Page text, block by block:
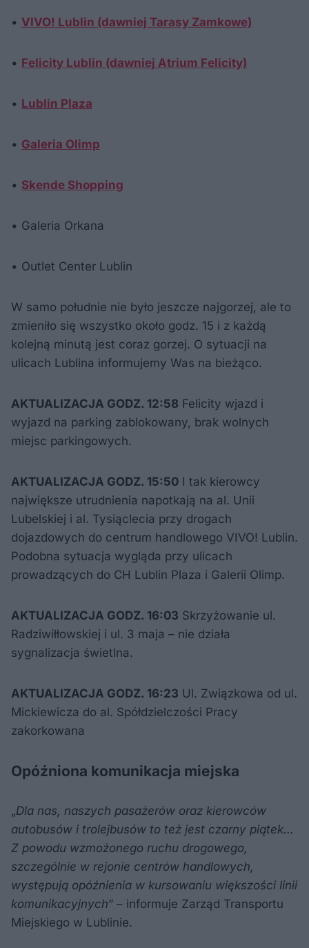
• VIVO! Lublin (dawniej Tarasy Zamkowe)
• Felicity Lublin (dawniej Atrium Felicity)
• Lublin Plaza
• Galeria Olimp
• Skende Shopping
• Galeria Orkana
• Outlet Center Lublin
W samo południe nie było jeszcze najgorzej, ale to
zmieniło się wszystko około godz. 15 i z każdą
kolejną minutą jest coraz gorzej. O sytuacji na
ulicach Lublina informujemy Was na bieżąco.
AKTUALIZACJA GODZ. 12:58 Felicity wjazd i
wyjazd na parking zablokowany, brak wolnych
miejsc parkingowych.
AKTUALIZACJA GODZ. 15:50 I tak kierowcy
największe utrudnienia napotkają na al. Unii
Lubelskiej i al. Tysiąclecia przy drogach
dojazdowych do centrum handlowego VIVO! Lublin.
Podobna sytuacja wygląda przy ulicach
prowadzących do CH Lublin Plaza i Galerii Olimp.
AKTUALIZACJA GODZ. 16:03 Skrzyżowanie ul.
Radziwiłłowskiej i ul. 3 maja – nie działa
sygnalizacja świetlna.
AKTUALIZACJA GODZ. 16:23 Ul. Związkowa od ul.
Mickiewicza do al. Spółdzielczości Pracy
zakorkowana
Opóźniona komunikacja miejska
„Dla nas, naszych pasażerów oraz kierowców
autobusów i trolejbusów to też jest czarny piątek…
Z powodu wzmożonego ruchu drogowego,
szczególnie w rejonie centrów handlowych,
występują opóźnienia w kursowaniu większości linii
komunikacyjnych” – informuje Zarząd Transportu
Miejskiego w Lublinie.